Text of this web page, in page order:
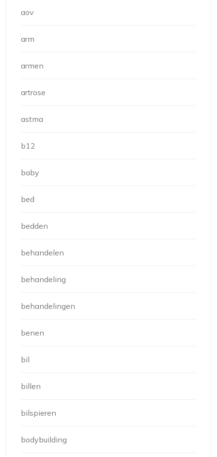
aov
arm
armen
artrose
astma
b12
baby
bed
bedden
behandelen
behandeling
behandelingen
benen
bil
billen
bilspieren
bodybuilding